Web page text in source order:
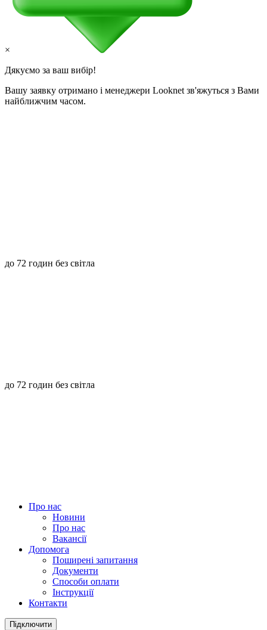
×
Дякуємо за ваш вибір!
Вашу заявку отримано і менеджери Looknet зв'яжуться з Вами
найближчим часом.
до 72 годин без світла
до 72 годин без світла
Про нас
Новини
Про нас
Вакансії
Допомога
Поширені запитання
Документи
Способи оплати
Інструкції
Контакти
Підключити